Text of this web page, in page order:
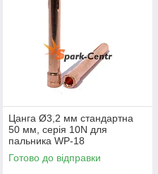
Цанга Ø3,2 мм стандартна
50 мм, серія 10N для
пальника WP-18
Готово до відправки